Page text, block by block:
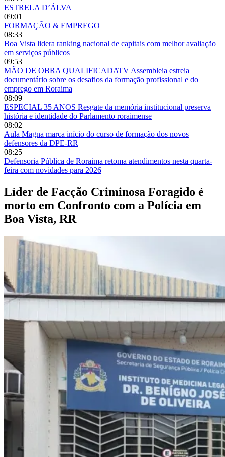
ESTRELA D’ÁLVA
09:01
FORMAÇÃO & EMPREGO
08:33
Boa Vista lidera ranking nacional de capitais com melhor avaliação
em serviços públicos
09:53
MÃO DE OBRA QUALIFICADATV Assembleia estreia
documentário sobre os desafios da formação profissional e do
emprego em Roraima
08:09
ESPECIAL 35 ANOS Resgate da memória institucional preserva
história e identidade do Parlamento roraimense
08:02
Aula Magna marca início do curso de formação dos novos
defensores da DPE-RR
08:25
Defensoria Pública de Roraima retoma atendimentos nesta quarta-
feira com novidades para 2026
Líder de Facção Criminosa Foragido é
morto em Confronto com a Polícia em
Boa Vista, RR